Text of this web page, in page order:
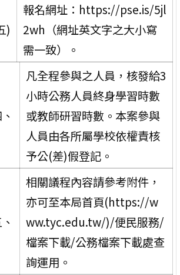
)
報名網址：https://pse.is/5jl
2wh（網址英文字之大小寫
需一致）。
凡全程參與之人員，核發給3
小時公務人員終身學習時數
或教師研習時數。本案參與
人員由各所屬學校依權責核
予公(差)假登記。
相關議程內容請參考附件，
亦可至本局首頁(https://w
ww.tyc.edu.tw/)/便民服務/
檔案下載/公務檔案下載處查
詢運用。